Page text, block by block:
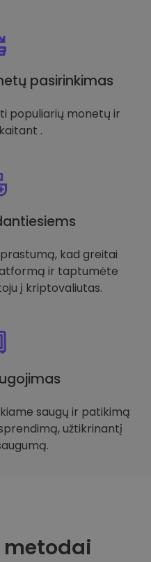
pasirinkimas
populiarių monetų ir
.
kad greitai
ir taptumėte
į kriptovaliutas.
saugų ir patikimą
užtikrinantį
metodai